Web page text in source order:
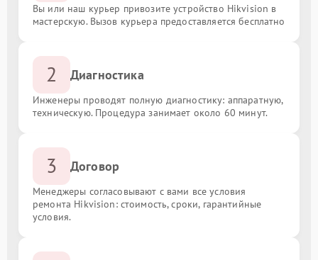
Вы или наш курьер привозите устройство Hikvision в
мастерскую. Вызов курьера предоставляется бесплатно
2 Диагностика
Инженеры проводят полную диагностику: аппаратную,
техническую. Процедура занимает около 60 минут.
3 Договор
Менеджеры согласовывают с вами все условия
ремонта Hikvision: стоимость, сроки, гарантийные
условия.